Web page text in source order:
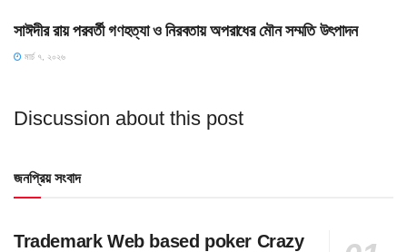
সাঈদীর রায় পরবর্তী গণহত্যা ও নিরবতায় অপরাধের মৌন সম্মতি উৎপাদন
মার্চ ৭, ২০২৬
Discussion about this post
জনপ্রিয় সংবাদ
Trademark Web based poker Crazy